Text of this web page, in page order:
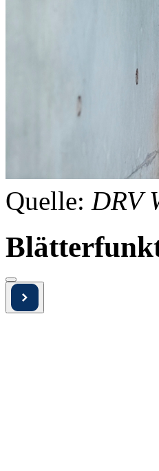
Quelle: DRV